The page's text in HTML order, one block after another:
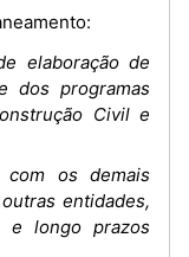
elaboração de
dos programas
Civil e
com os demais
entidades,
e longo prazos